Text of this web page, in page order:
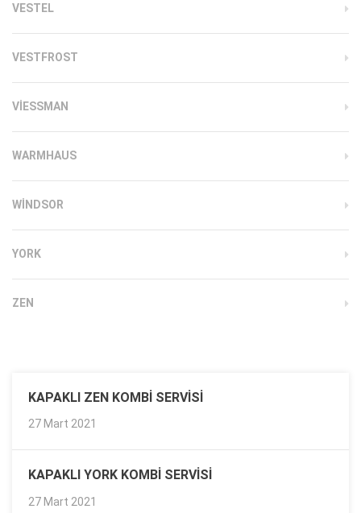
VESTEL
VESTFROST
VIESSMAN
WARMHAUS
WINDSOR
YORK
ZEN
KAPAKLI ZEN KOMBI SERVISI
27 Mart 2021
KAPAKLI YORK KOMBI SERVISI
27 Mart 2021